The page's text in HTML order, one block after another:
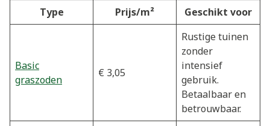
Type Prijs/m² Geschikt voor
Basic
graszoden
€ 3,05
Rustige tuinen
zonder
intensief
gebruik.
Betaalbaar en
betrouwbaar.